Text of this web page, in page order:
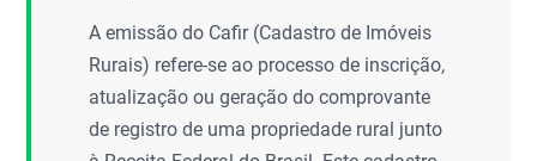
A emissão do Cafir (Cadastro de Imóveis
Rurais) refere-se ao processo de inscrição,
atualização ou geração do comprovante
de registro de uma propriedade rural junto